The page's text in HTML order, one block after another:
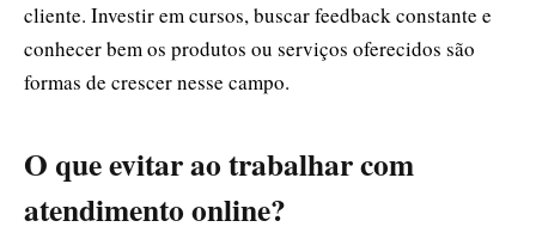
cliente. Investir em cursos, buscar feedback constante e
conhecer bem os produtos ou serviços oferecidos são
formas de crescer nesse campo.
O que evitar ao trabalhar com
atendimento online?